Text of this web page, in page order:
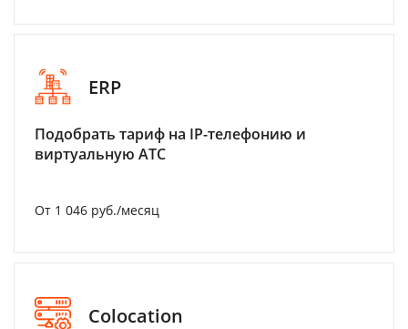
ERP
Подобрать тариф на IP-телефонию и
виртуальную АТС
От 1 046 руб./месяц
Colocation